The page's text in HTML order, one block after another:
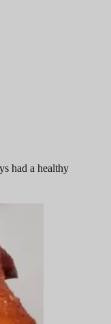
had a healthy